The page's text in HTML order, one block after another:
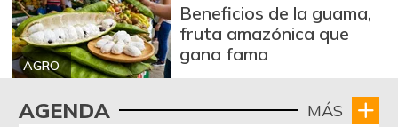
AGRO
Beneficios de la guama,
fruta amazónica que
gana fama
AGENDA MÁS